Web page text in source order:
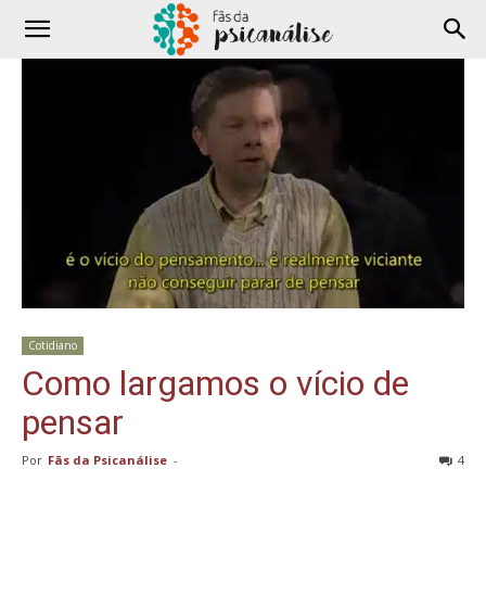
Cotidiano
Como largamos o vício de
pensar
Por Fãs da Psicanálise - 4